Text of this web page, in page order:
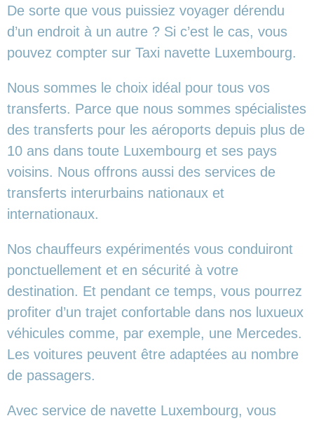
De sorte que vous puissiez voyager dérendu
d’un endroit à un autre ? Si c’est le cas, vous
pouvez compter sur Taxi navette Luxembourg.
Nous sommes le choix idéal pour tous vos
transferts. Parce que nous sommes spécialistes
des transferts pour les aéroports depuis plus de
10 ans dans toute Luxembourg et ses pays
voisins. Nous offrons aussi des services de
transferts interurbains nationaux et
internationaux.
Nos chauffeurs expérimentés vous conduiront
ponctuellement et en sécurité à votre
destination. Et pendant ce temps, vous pourrez
profiter d’un trajet confortable dans nos luxueux
véhicules comme, par exemple, une Mercedes.
Les voitures peuvent être adaptées au nombre
de passagers.
Avec service de navette Luxembourg, vous